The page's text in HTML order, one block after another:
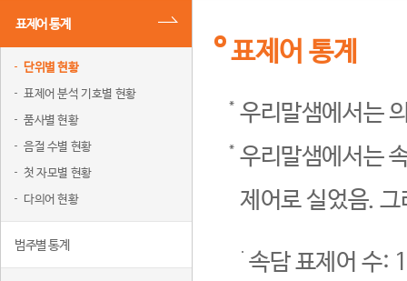
표제어 통계
단위별 현황
표제어 분석 기호별 현황
품사별 현황
음절 수별 현황
첫 자모별 현황
다의어 현황
범주별 통계
표제어 통계
우리말샘에서는
우리말샘에서는
제어로 실었음.
속담 표제어 수: